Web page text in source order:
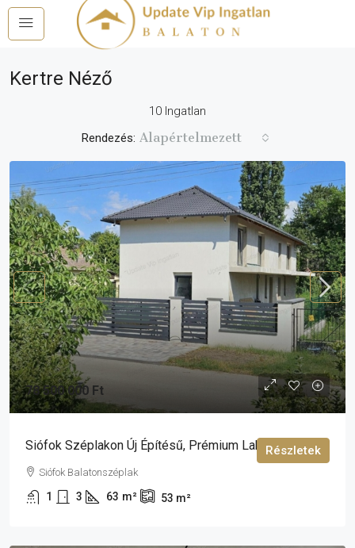
Kertre Néző
10 Ingatlan
Rendezés: Alapértelmezett
78 500 000 Ft
Siófok Széplakon Új Építésű, Prémium Lakás Eladó!
Siófok Balatonszéplak
1 3 63 m² 53 m²
Részletek